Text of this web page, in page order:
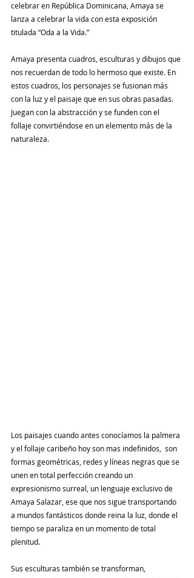
celebrar en República Dominicana, Amaya se
lanza a celebrar la vida con esta exposición
titulada “Oda a la Vida.”
Amaya presenta cuadros, esculturas y dibujos que
nos recuerdan de todo lo hermoso que existe. En
estos cuadros, los personajes se fusionan más
con la luz y el paisaje que en sus obras pasadas.
Juegan con la abstracción y se funden con el
follaje convirtiéndose en un elemento más de la
naturaleza.
Los paisajes cuando antes conocíamos la palmera
y el follaje caribeño hoy son mas indefinidos,  son
formas geométricas, redes y líneas negras que se
unen en total perfección creando un
expresionismo surreal, un lenguaje exclusivo de
Amaya Salazar, ese que nos sigue transportando
a mundos fantásticos donde reina la luz, donde el
tiempo se paraliza en un momento de total
plenitud.
Sus esculturas también se transforman,